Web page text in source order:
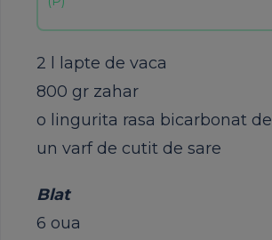
2 l lapte de vaca
800 gr zahar
o lingurita rasa bicarbonat de
un varfde cutit de sare
Blat
6 oua